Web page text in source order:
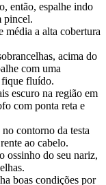
então, espalhe indo
pincel.
média a alta cobertura
acima do
com uma
fique fluído.
escuro na região em
com ponta reta e
contorno da testa
ao cabelo.
ossinho do seu nariz,
boas condições por